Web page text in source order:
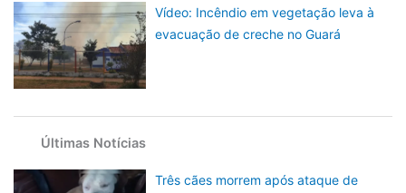
Vídeo: Incêndio em vegetação leva à
evacuação de creche no Guará
Últimas Notícias
Três cães morrem após ataque de